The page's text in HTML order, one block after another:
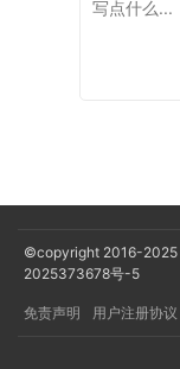
©copyright 2016-2025
2025373678号-5
免责声明 用户注册协议